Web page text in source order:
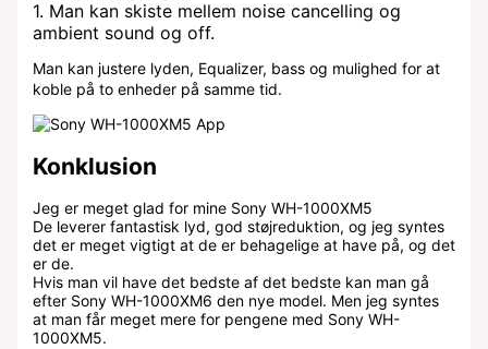
1. Man kan skiste mellem noise cancelling og
ambient sound og off.
Man kan justere lyden, Equalizer, bass og mulighed for at
koble på to enheder på samme tid.
Konklusion
Jeg er meget glad for mine Sony WH-1000XM5
De leverer fantastisk lyd, god støjreduktion, og jeg syntes
det er meget vigtigt at de er behagelige at have på, og det
er de.
Hvis man vil have det bedste af det bedste kan man gå
efter Sony WH-1000XM6 den nye model. Men jeg syntes
at man får meget mere for pengene med Sony WH-
1000XM5.